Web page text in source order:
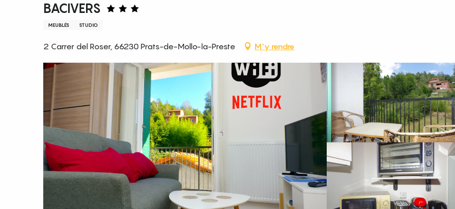
BACIVERS
MEUBLÉS STUDIO
2 Carrer del Roser, 66230 Prats-de-Mollo-la-Preste M'y rendre